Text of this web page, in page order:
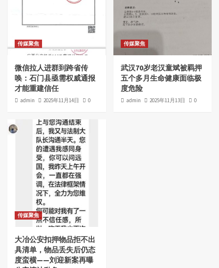
传媒聚焦
微信拉人进群到跨省传
唤：石门县亟需权威通报
才能重建信任
admin 2025年11月14日 0
传媒聚焦
武汉70岁老汉童斌被羁押
五个多月生命健康面临极
度危险
admin 2025年11月13日 0
传媒聚焦
大冶公安扣押物品拒不出
具清单，物品丢失后仍态
度蛮横——刘迎新案再曝